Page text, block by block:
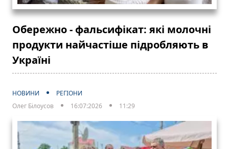
Обережно - фальсифікат: які молочні
продукти найчастіше підробляють в
Україні
НОВИНИ
РЕГІОНИ
Олег Білоусов
16:07:2026 11:29